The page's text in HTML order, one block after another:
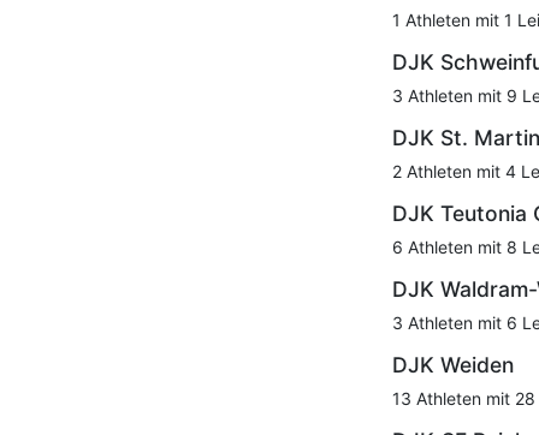
1 Athleten mit 1
DJK
3 Athleten mit 9
DJK St.
2 Athleten mit 4
DJK Teutonia
6 Athleten mit 8
DJK
3 Athleten mit 6
DJK Weiden
13 Athleten mit